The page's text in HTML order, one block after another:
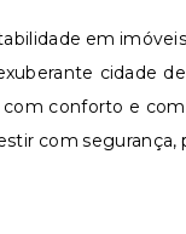
em
cidade
conforto e
com segurança,